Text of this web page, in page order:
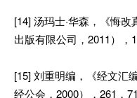
[14] 汤玛士·华森，《悔
出版有限公司，2011），
[15] 刘重明编，《经文汇
经公会，2000），261，